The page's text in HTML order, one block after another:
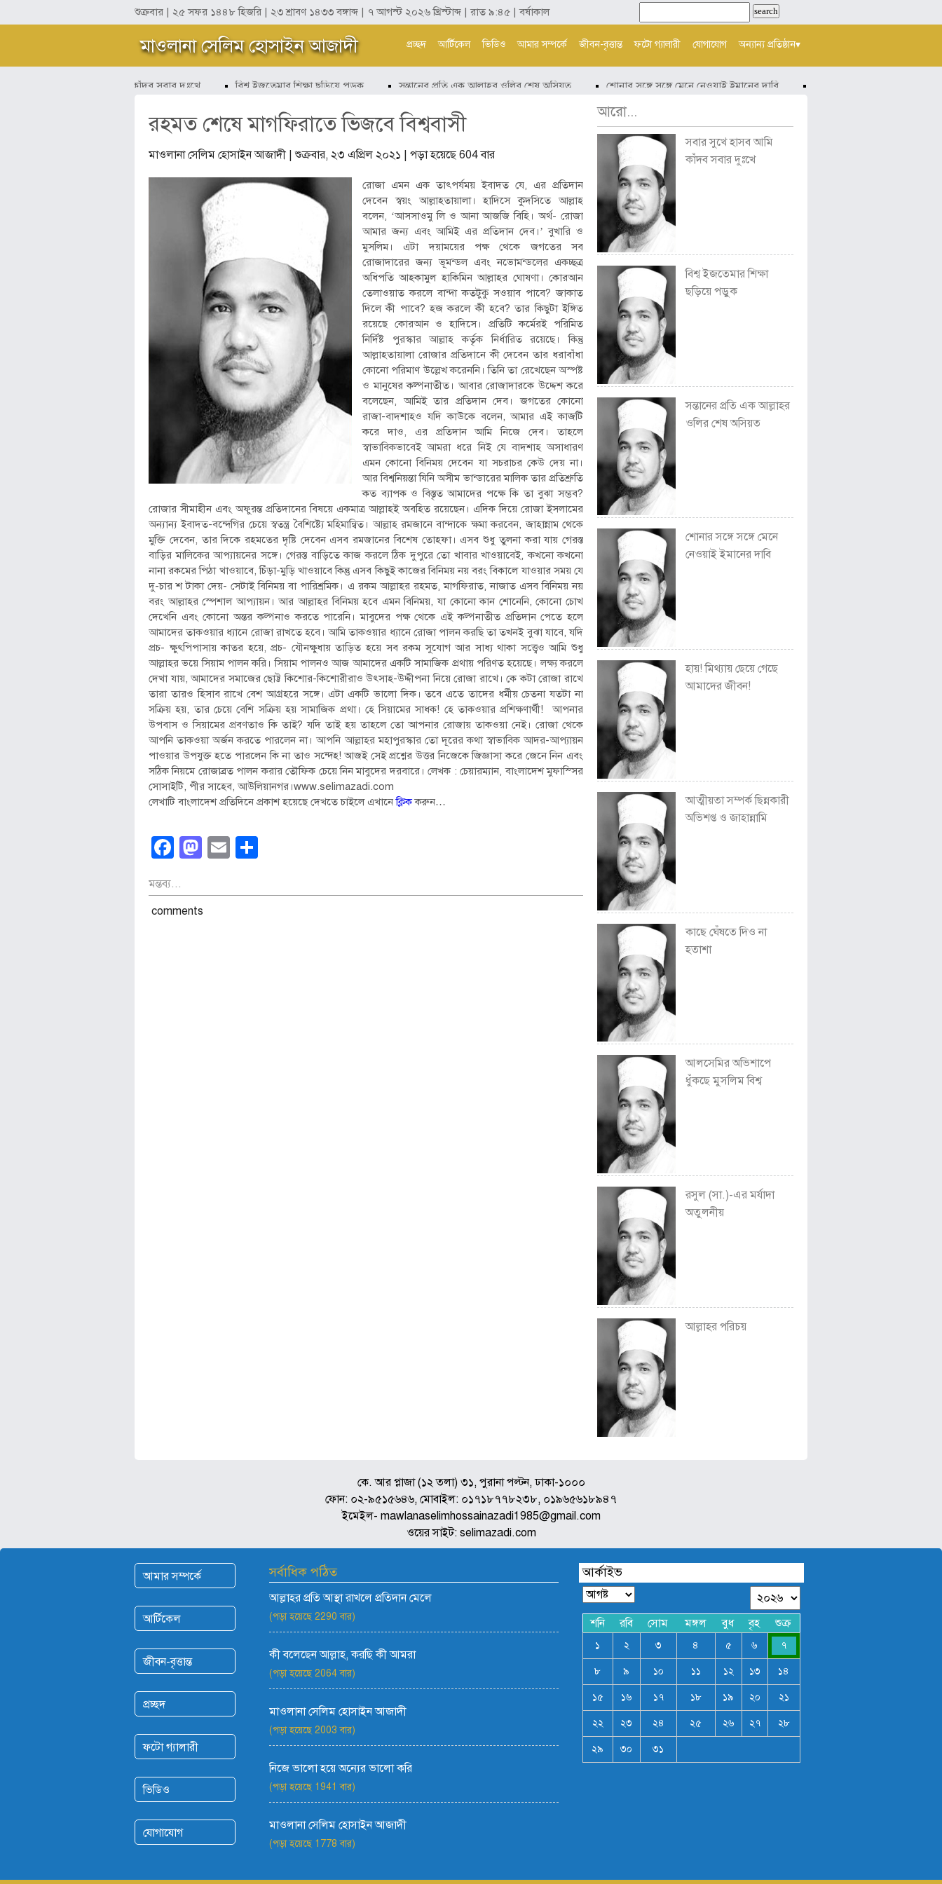
শুক্রবার | ২৫ সফর ১৪৪৮ হিজরি | ২৩ শ্রাবণ ১৪৩৩ বঙ্গাব্দ | ৭ আগস্ট ২০২৬ খ্রিস্টাব্দ | রাত ৯:৪৫ | বর্ষাকাল
মাওলানা সেলিম হোসাইন আজাদী প্রচ্ছদ আর্টিকেল ভিডিও আমার সম্পর্কে জীবন-বৃত্তান্ত ফটো গ্যালারী যোগাযোগ অন্যান্য প্রতিষ্ঠান▾
সবার সুখে হাসব আমি কাঁদব সবার দুঃখে বিশ্ব ইজতেমার শিক্ষা ছড়িয়ে পড়ুক সন্তানের প্রতি এক আল্লাহর ওলির শেষ অসিয়ত শোনার সঙ্গে সঙ্গে মেনে নেওয়াই ইমানের দাবি হায়! মিথ্যায় ছেয়ে গেছে আমাদের
রহমত শেষে মাগফিরাতে ভিজবে বিশ্ববাসী
মাওলানা সেলিম হোসাইন আজাদী | শুক্রবার, ২৩ এপ্রিল ২০২১ | পড়া হয়েছে 604 বার
রোজা এমন এক তাৎপর্যময় ইবাদত যে, এর প্রতিদান
দেবেন স্বয়ং আল্লাহতায়ালা। হাদিসে কুদসিতে আল্লাহ
বলেন, ‘আসসাওমু লি ও আনা আজজি বিহি। অর্থ- রোজা
আমার জন্য এবং আমিই এর প্রতিদান দেব।’ বুখারি ও
মুসলিম। এটা দয়াময়ের পক্ষ থেকে জগতের সব
রোজাদারের জন্য ভূমন্ডল এবং নভোমন্ডলের একচ্ছত্র
অধিপতি আহকামুল হাকিমিন আল্লাহর ঘোষণা। কোরআন
তেলাওয়াত করলে বান্দা কতটুকু সওয়াব পাবে? জাকাত
দিলে কী পাবে? হজ করলে কী হবে? তার কিছুটা ইঙ্গিত
রয়েছে কোরআন ও হাদিসে। প্রতিটি কর্মেরই পরিমিত
নির্দিষ্ট পুরস্কার আল্লাহ কর্তৃক নির্ধারিত রয়েছে। কিন্তু
আল্লাহতায়ালা রোজার প্রতিদানে কী দেবেন তার ধরাবাঁধা
কোনো পরিমাণ উল্লেখ করেননি। তিনি তা রেখেছেন অস্পষ্ট
ও মানুষের কল্পনাতীত। আবার রোজাদারকে উদ্দেশ করে
বলেছেন, আমিই তার প্রতিদান দেব। জগতের কোনো
রাজা-বাদশাহও যদি কাউকে বলেন, আমার এই কাজটি
করে দাও, এর প্রতিদান আমি নিজে দেব। তাহলে
স্বাভাবিকভাবেই আমরা ধরে নিই যে বাদশাহ অসাধারণ
এমন কোনো বিনিময় দেবেন যা সচরাচর কেউ দেয় না।
আর বিশ্বনিয়ন্তা যিনি অসীম ভান্ডারের মালিক তার প্রতিশ্রুতি
কত ব্যাপক ও বিস্তৃত আমাদের পক্ষে কি তা বুঝা সম্ভব?
রোজার সীমাহীন এবং অফুরন্ত প্রতিদানের বিষয়ে একমাত্র আল্লাহই অবহিত রয়েছেন। এদিক দিয়ে রোজা ইসলামের
অন্যান্য ইবাদত-বন্দেগির চেয়ে স্বতন্ত্র বৈশিষ্ট্যে মহিমান্বিত। আল্লাহ রমজানে বান্দাকে ক্ষমা করবেন, জাহান্নাম থেকে
মুক্তি দেবেন, তার দিকে রহমতের দৃষ্টি দেবেন এসব রমজানের বিশেষ তোহফা। এসব শুধু তুলনা করা যায় গেরস্ত
বাড়ির মালিকের আপ্যায়নের সঙ্গে। গেরস্ত বাড়িতে কাজ করলে ঠিক দুপুরে তো খাবার খাওয়াবেই, কখনো কখনো
নানা রকমের পিঠা খাওয়াবে, চিঁড়া-মুড়ি খাওয়াবে কিন্তু এসব কিছুই কাজের বিনিময় নয় বরং বিকালে যাওয়ার সময় যে
দু-চার শ টাকা দেয়- সেটাই বিনিময় বা পারিশ্রমিক। এ রকম আল্লাহর রহমত, মাগফিরাত, নাজাত এসব বিনিময় নয়
বরং আল্লাহর স্পেশাল আপ্যায়ন। আর আল্লাহর বিনিময় হবে এমন বিনিময়, যা কোনো কান শোনেনি, কোনো চোখ
দেখেনি এবং কোনো অন্তর কল্পনাও করতে পারেনি। মাবুদের পক্ষ থেকে এই কল্পনাতীত প্রতিদান পেতে হলে
আমাদের তাকওয়ার ধ্যানে রোজা রাখতে হবে। আমি তাকওয়ার ধ্যানে রোজা পালন করছি তা তখনই বুঝা যাবে, যদি
প্রচ- ক্ষুৎপিপাসায় কাতর হয়ে, প্রচ- যৌনক্ষুধায় তাড়িত হয়ে সব রকম সুযোগ আর সাধ্য থাকা সত্ত্বেও আমি শুধু
আল্লাহর ভয়ে সিয়াম পালন করি। সিয়াম পালনও আজ আমাদের একটি সামাজিক প্রথায় পরিণত হয়েছে। লক্ষ্য করলে
দেখা যায়, আমাদের সমাজের ছোট্ট কিশোর-কিশোরীরাও উৎসাহ-উদ্দীপনা নিয়ে রোজা রাখে। কে কটা রোজা রাখে
তারা তারও হিসাব রাখে বেশ আগ্রহরে সঙ্গে। এটা একটি ভালো দিক। তবে এতে তাদের ধর্মীয় চেতনা যতটা না
সক্রিয় হয়, তার চেয়ে বেশি সক্রিয় হয় সামাজিক প্রথা। হে সিয়ামের সাধক! হে তাকওয়ার প্রশিক্ষণার্থী! আপনার
উপবাস ও সিয়ামের প্রবণতাও কি তাই? যদি তাই হয় তাহলে তো আপনার রোজায় তাকওয়া নেই। রোজা থেকে
আপনি তাকওয়া অর্জন করতে পারলেন না। আপনি আল্লাহর মহাপুরস্কার তো দূরের কথা স্বাভাবিক আদর-আপ্যায়ন
পাওয়ার উপযুক্ত হতে পারলেন কি না তাও সন্দেহ! আজই সেই প্রশ্নের উত্তর নিজেকে জিজ্ঞাসা করে জেনে নিন এবং
সঠিক নিয়মে রোজাব্রত পালন করার তৌফিক চেয়ে নিন মাবুদের দরবারে। লেখক : চেয়ারম্যান, বাংলাদেশ মুফাস্সির
সোসাইটি, পীর সাহেব, আউলিয়ানগর।www.selimazadi.com
লেখাটি বাংলাদেশ প্রতিদিনে প্রকাশ হয়েছে দেখতে চাইলে এখানেক্লিককরুন…
Facebook
Mastodon
Email
মন্তব্য...
comments
আরো...
সবার সুখে হাসব আমি
কাঁদব সবার দুঃখে
বিশ্ব ইজতেমার শিক্ষা
ছড়িয়ে পড়ুক
সন্তানের প্রতি এক আল্লাহর
ওলির শেষ অসিয়ত
শোনার সঙ্গে সঙ্গে মেনে
নেওয়াই ইমানের দাবি
হায়! মিথ্যায় ছেয়ে গেছে
আমাদের জীবন!
আত্মীয়তা সম্পর্ক ছিন্নকারী
অভিশপ্ত ও জাহান্নামি
কাছে ঘেঁষতে দিও না
হতাশা
আলসেমির অভিশাপে
ধুঁকছে মুসলিম বিশ্ব
রসুল (সা.)-এর মর্যাদা
অতুলনীয়
আল্লাহর পরিচয়
কে. আর প্লাজা (১২ তলা) ৩১, পুরানা পল্টন, ঢাকা-১০০০
ফোন: ০২-৯৫১৫৬৪৬, মোবাইল: ০১৭১৮৭৭৮২৩৮, ০১৯৬৫৬১৮৯৪৭
ইমেইল- mawlanaselimhossainazadi1985@gmail.com
ওয়ের সাইট: selimazadi.com
আমার সম্পর্কে
আর্টিকেল
জীবন-বৃত্তান্ত
প্রচ্ছদ
ফটো গ্যালারী
ভিডিও
যোগাযোগ
সর্বাধিক পঠিত
আল্লাহর প্রতি আস্থা রাখলে প্রতিদান মেলে
(পড়া হয়েছে 2290 বার)
কী বলেছেন আল্লাহ, করছি কী আমরা
(পড়া হয়েছে 2064 বার)
মাওলানা সেলিম হোসাইন আজাদী
(পড়া হয়েছে 2003 বার)
নিজে ভালো হয়ে অন্যের ভালো করি
(পড়া হয়েছে 1941 বার)
মাওলানা সেলিম হোসাইন আজাদী
(পড়া হয়েছে 1778 বার)
আর্কাইভ
শনি রবি সোম মঙ্গল বুধ বৃহ শুক্র
১ ২ ৩ ৪ ৫ ৬ ৭
৮ ৯ ১০ ১১ ১২ ১৩ ১৪
১৫ ১৬ ১৭ ১৮ ১৯ ২০ ২১
২২ ২৩ ২৪ ২৫ ২৬ ২৭ ২৮
২৯ ৩০ ৩১